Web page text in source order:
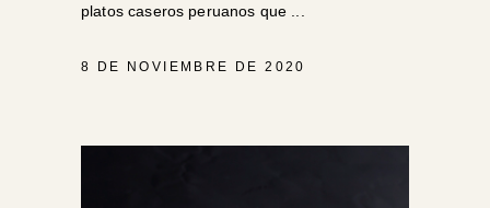
platos caseros peruanos que
8 DE NOVIEMBRE DE 2020